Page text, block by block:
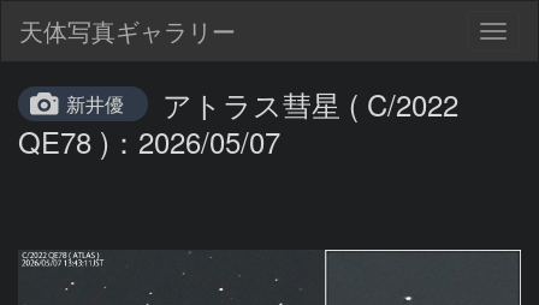
天体写真ギャラリー
新井優
アトラス彗星 ( C/2022
QE78 )：2026/05/07